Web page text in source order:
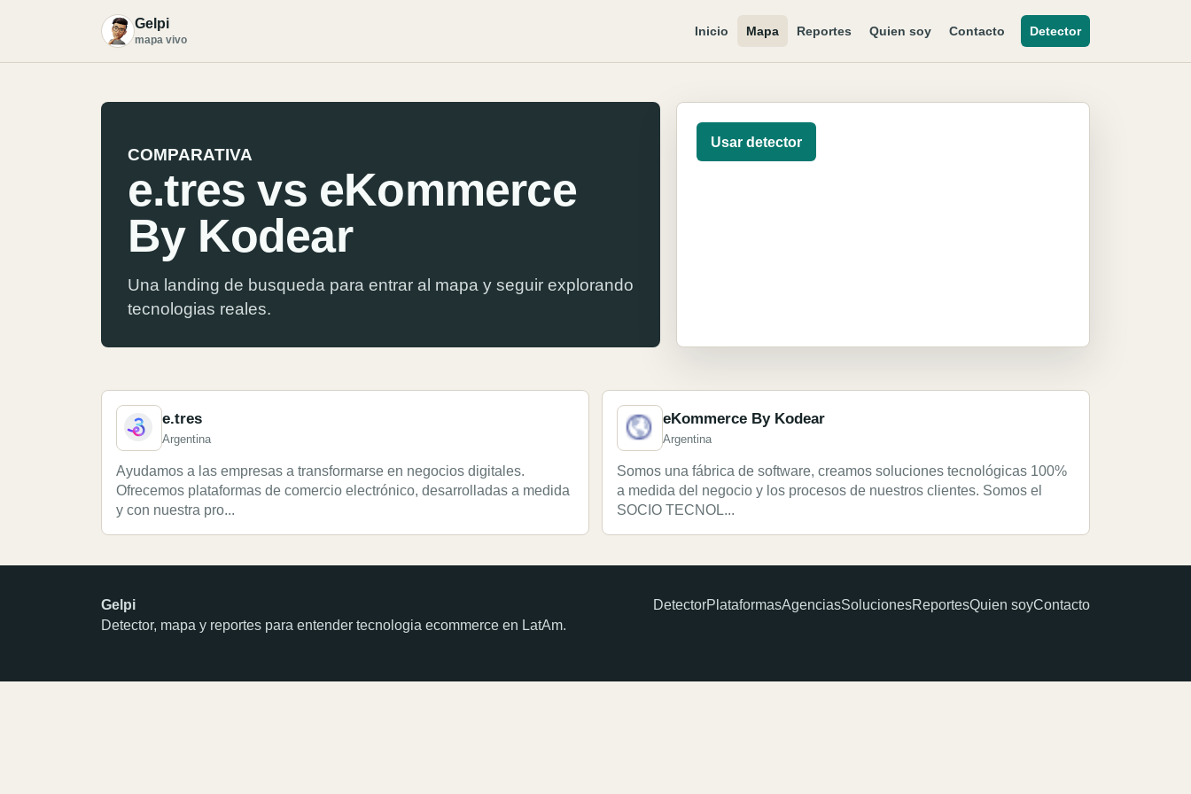
G Gelpi
mapa vivo
Inicio Mapa Reportes Quien soy Contacto Detector
COMPARATIVA
e.tres vs eKommerce
By Kodear
Una landing de busqueda para entrar al mapa y seguir explorando
tecnologias reales.
Usar detector
e.tres
Argentina
Ayudamos a las empresas a transformarse en negocios digitales.
Ofrecemos plataformas de comercio electrónico, desarrolladas a medida
y con nuestra pro...
eKommerce By Kodear
Argentina
Somos una fábrica de software, creamos soluciones tecnológicas 100%
a medida del negocio y los procesos de nuestros clientes. Somos el
SOCIO TECNOL...
Gelpi
Detector, mapa y reportes para entender tecnologia ecommerce en LatAm.
DetectorPlataformasAgenciasSolucionesReportesQuien soyContacto